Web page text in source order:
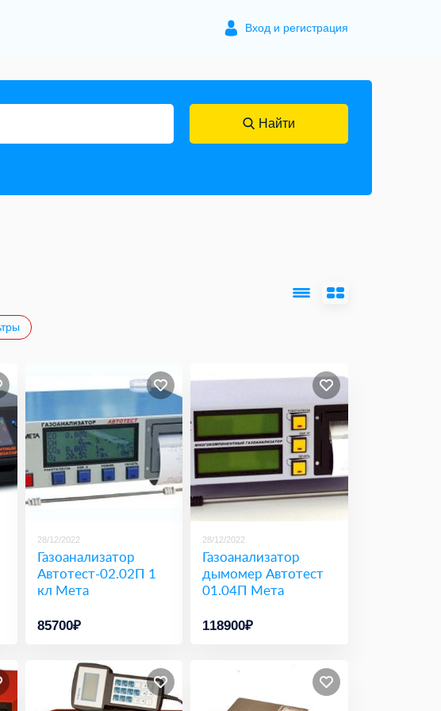
Вход и регистрация
Найти
28/12/2022
Газоанализатор
Автотест-02.02П 1
кл Мета
85700₽
28/12/2022
Газоанализатор
дымомер Автотест
01.04П Мета
118900₽